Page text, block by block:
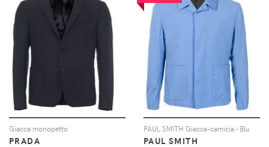
Giacca monopetto
PRADA
PAUL SMITH Giacca-camicia - Blu
PAUL SMITH